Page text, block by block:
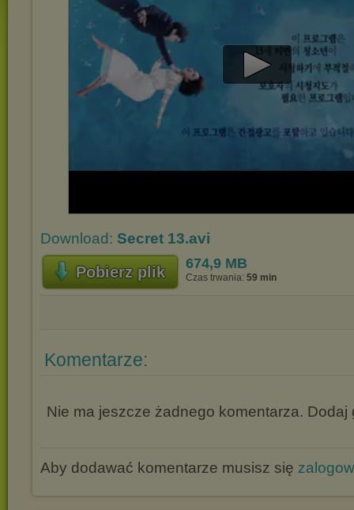
Play
Download: Secret 13.avi
Pobierz plik 674,9 MB
Czas trwania: 59 min
Komentarze:
Nie ma jeszcze żadnego komentarza. Dodaj
Aby dodawać komentarze musisz się